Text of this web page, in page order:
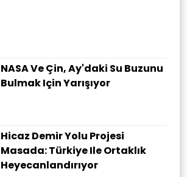
NASA Ve Çin, Ay'daki Su Buzunu
Bulmak Için Yarışıyor
Hicaz Demir Yolu Projesi
Masada: Türkiye Ile Ortaklık
Heyecanlandırıyor